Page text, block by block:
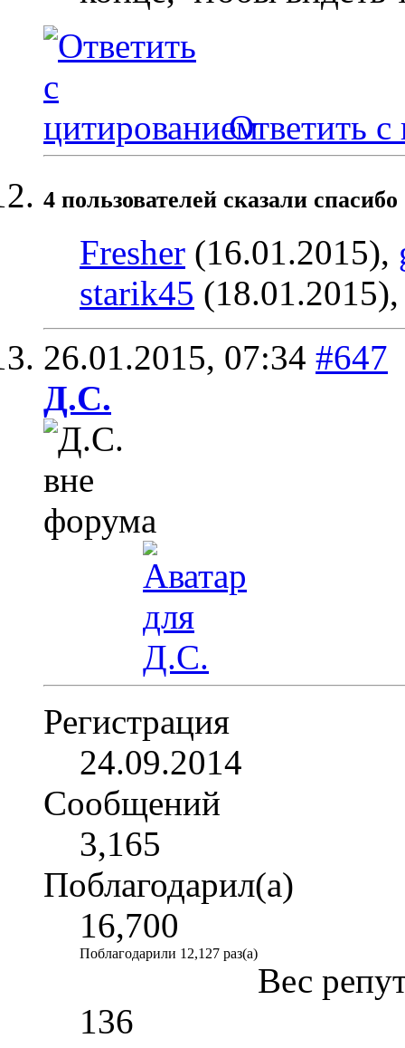
Ответить с
4 пользователей сказали
Fresher (16.01.2015),
starik45
26.01.2015, 07:34 #647
Д.С.
Регистрация
24.09.2014
Сообщений
3,165
Поблагодарил(а)
16,700
Поблагодарили 12,127 раз(а)
Вес
136